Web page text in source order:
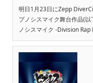
明日1月23日にZepp
プノシスマイク舞台作品(
ノシスマイク -Division